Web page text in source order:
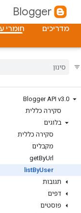
Blogger
מדריכים חומרי
Blogger API v3.0
סקירה כללית
בלוגים
סקירה כללית
מקבלים
getByUrl
listByUser
תגובות
דפים
פוסטים